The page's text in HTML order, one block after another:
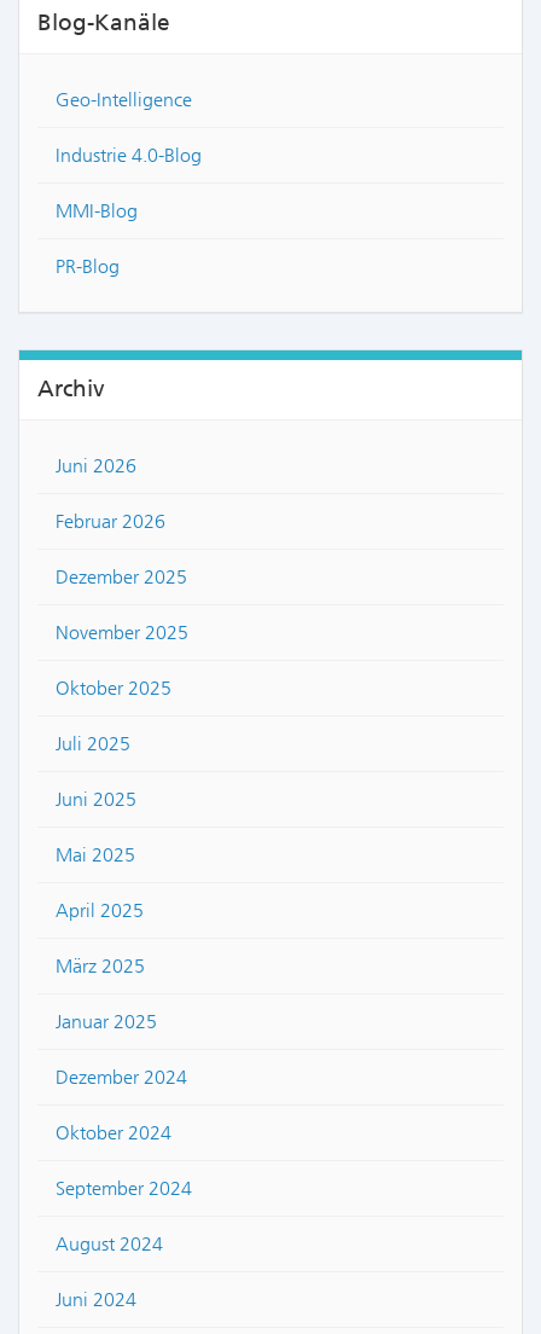
Blog-Kanäle
Geo-Intelligence
Industrie 4.0-Blog
MMI-Blog
PR-Blog
Archiv
Juni 2026
Februar 2026
Dezember 2025
November 2025
Oktober 2025
Juli 2025
Juni 2025
Mai 2025
April 2025
März 2025
Januar 2025
Dezember 2024
Oktober 2024
September 2024
August 2024
Juni 2024